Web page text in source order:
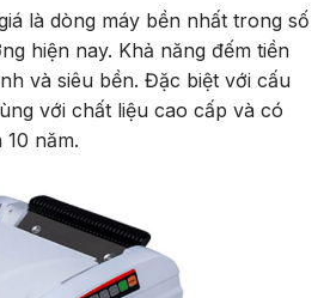
là dòng máy bền nhất trong số
hiện nay. Khả năng đếm tiền
và siêu bền. Đặc biệt với cấu
với chất liệu cao cấp và có
năm.